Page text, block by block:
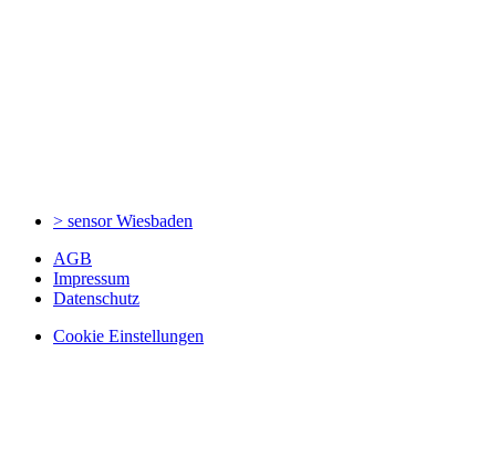
> sensorWiesbaden
AGB
Impressum
Datenschutz
Cookie Einstellungen